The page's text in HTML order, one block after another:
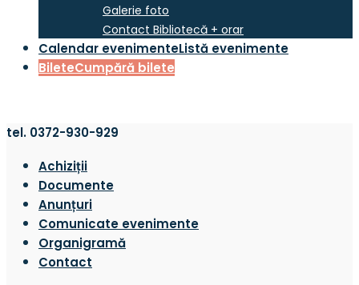
Galerie foto
Contact Bibliotecă + orar
Calendar evenimenteListă evenimente
BileteCumpără bilete
tel. 0372-930-929
Achiziții
Documente
Anunțuri
Comunicate evenimente
Organigramă
Contact